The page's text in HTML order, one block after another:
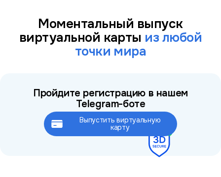
Моментальный выпуск
виртуальной карты из любой
точки мира
Пройдите регистрацию в нашем
Telegram-боте
Это займёт не более 2 минут
Выпустить виртуальную
карту